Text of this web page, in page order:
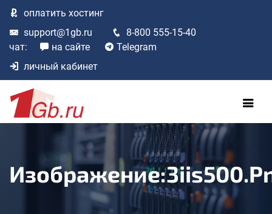
оплатить хостинг
support@1gb.ru
8-800 555-15-40
чат:
на сайте
Telegram
личный кабинет